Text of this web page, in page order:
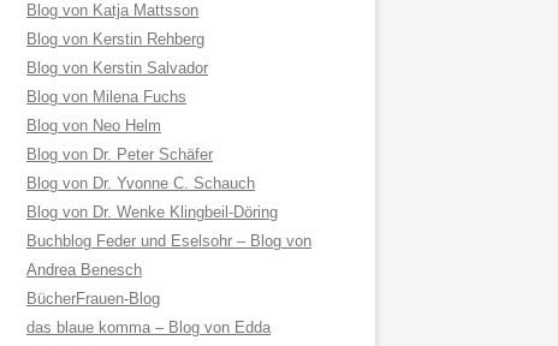
Blog von Katja Mattsson
Blog von Kerstin Rehberg
Blog von Kerstin Salvador
Blog von Milena Fuchs
Blog von Neo Helm
Blog von Dr. Peter Schäfer
Blog von Dr. Yvonne C. Schauch
Blog von Dr. Wenke Klingbeil-Döring
Buchblog Feder und Eselsohr – Blog von
Andrea Benesch
BücherFrauen-Blog
das blaue komma – Blog von Edda